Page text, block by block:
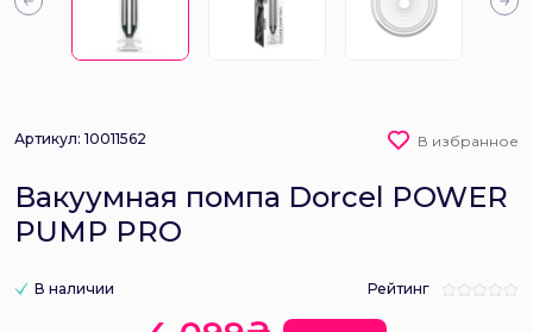
Артикул: 10011562 В избранное
Вакуумная помпа Dorcel POWER
PUMP PRO
В наличии Рейтинг